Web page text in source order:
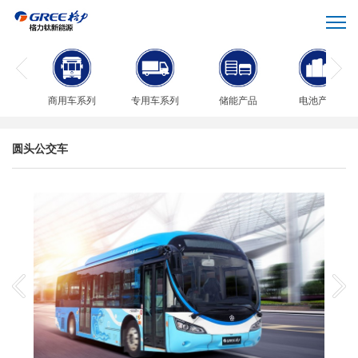
商用车系列 专用车系列 储能产品 电池产品
圆头公交车